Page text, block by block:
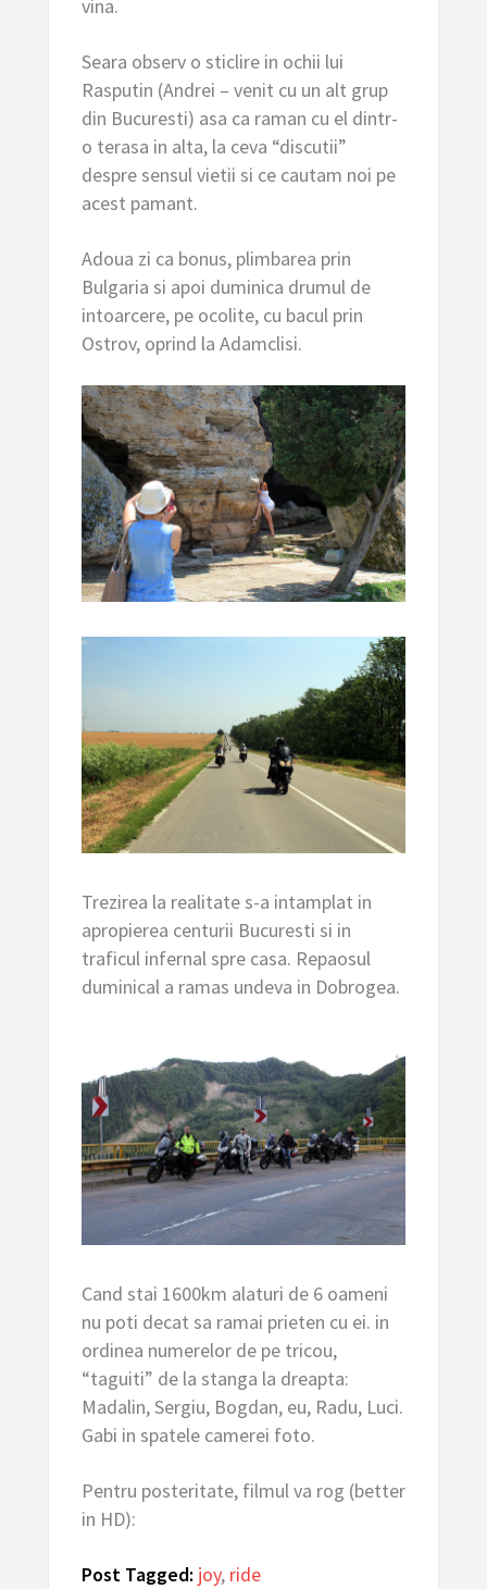
vina.
Seara observ o sticlire in ochii lui
Rasputin (Andrei – venit cu un alt grup
din Bucuresti) asa ca raman cu el dintr-
o terasa in alta, la ceva “discutii”
despre sensul vietii si ce cautam noi pe
acest pamant.
Adoua zi ca bonus, plimbarea prin
Bulgaria si apoi duminica drumul de
intoarcere, pe ocolite, cu bacul prin
Ostrov, oprind la Adamclisi.
Trezirea la realitate s-a intamplat in
apropierea centurii Bucuresti si in
traficul infernal spre casa. Repaosul
duminical a ramas undeva in Dobrogea.
Cand stai 1600km alaturi de 6 oameni
nu poti decat sa ramai prieten cu ei. in
ordinea numerelor de pe tricou,
“taguiti” de la stanga la dreapta:
Madalin, Sergiu, Bogdan, eu, Radu, Luci.
Gabi in spatele camerei foto.
Pentru posteritate, filmul va rog (better
in HD):
Post Tagged: joy, ride